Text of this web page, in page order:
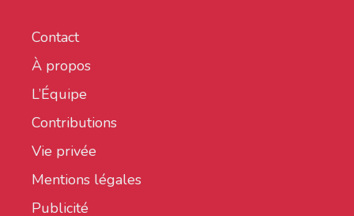
Contact
À propos
L’Équipe
Contributions
Vie privée
Mentions légales
Publicité